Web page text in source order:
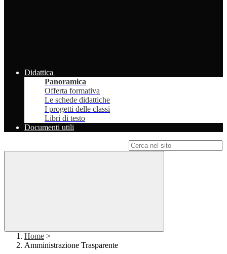
Didattica
Panoramica
Offerta formativa
Le schede didattiche
I progetti delle classi
Libri di testo
Documenti utili
Home >
Amministrazione Trasparente